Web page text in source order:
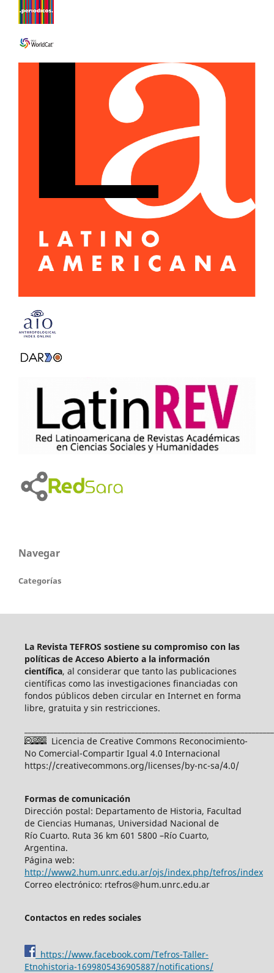
Navegar
Categorías
La Revista TEFROS sostiene su compromiso con las
políticas de Acceso Abierto a la información
científica, al considerar que tanto las publicaciones
científicas como las investigaciones financiadas con
fondos públicos deben circular en Internet en forma
libre, gratuita y sin restricciones.
Licencia de Creative Commons Reconocimiento-
No Comercial-Compartir Igual 4.0 Internacional
https://creativecommons.org/licenses/by-nc-sa/4.0/
Formas de comunicación
Dirección postal: Departamento de Historia, Facultad
de Ciencias Humanas, Universidad Nacional de
Río Cuarto. Ruta 36 km 601 5800 –Río Cuarto,
Argentina.
Página web:
http://www2.hum.unrc.edu.ar/ojs/index.php/tefros/index
Correo electrónico: rtefros@hum.unrc.edu.ar
Contactos en redes sociales
https://www.facebook.com/Tefros-Taller-
Etnohistoria-1699805436905887/notifications/